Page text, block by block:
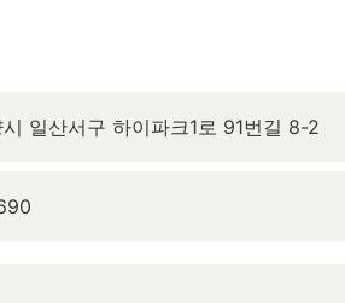
일산서구 하이파크1로 91번길 8-2